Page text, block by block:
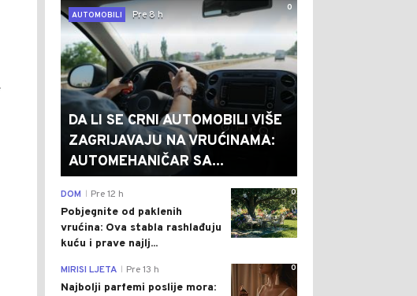
0
AUTOMOBILI
Pre 8 h
DA LI SE CRNI AUTOMOBILI VIŠE
ZAGRIJAVAJU NA VRUĆINAMA:
AUTOMEHANIČAR SA...
0
DOM Pre 12 h
Pobjegnite od paklenih
vrućina: Ova stabla rashlađuju
kuću i prave najlj...
0
MIRISI LJETA Pre 13 h
Najbolji parfemi poslije mora: